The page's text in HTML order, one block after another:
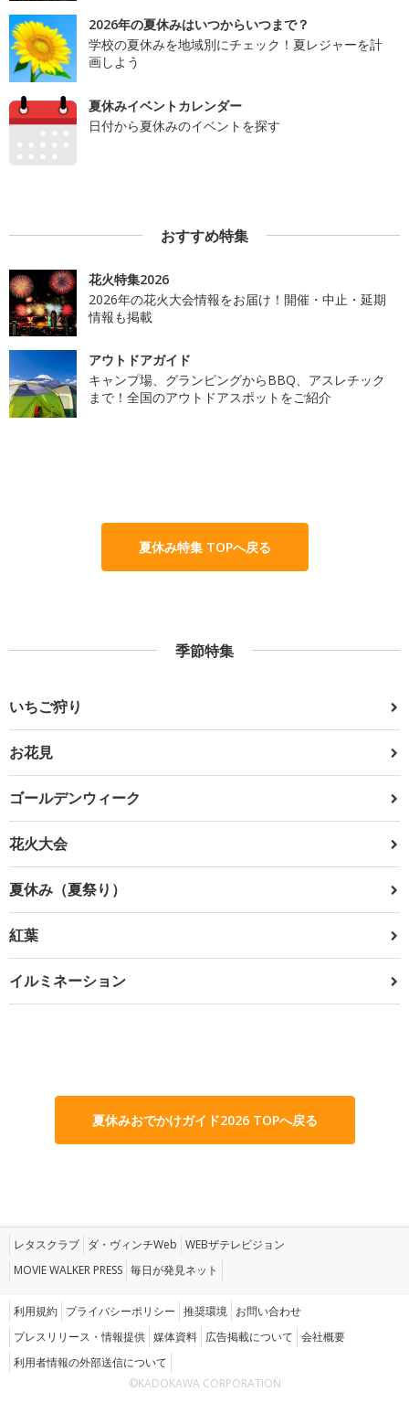
2026年の夏休みはいつからいつまで？
学校の夏休みを地域別にチェック！夏レジャーを計
画しよう
夏休みイベントカレンダー
日付から夏休みのイベントを探す
おすすめ特集
花火特集2026
2026年の花火大会情報をお届け！開催・中止・延期
情報も掲載
アウトドアガイド
キャンプ場、グランピングからBBQ、アスレチック
まで！全国のアウトドアスポットをご紹介
夏休み特集 TOPへ戻る
季節特集
いちご狩り
お花見
ゴールデンウィーク
花火大会
夏休み（夏祭り）
紅葉
イルミネーション
夏休みおでかけガイド2026 TOPへ戻る
レタスクラブ ダ・ヴィンチWeb WEBザテレビジョン
MOVIE WALKER PRESS 毎日が発見ネット
利用規約 プライバシーポリシー 推奨環境 お問い合わせ
プレスリリース・情報提供 媒体資料 広告掲載について 会社概要
利用者情報の外部送信について
©KADOKAWA CORPORATION